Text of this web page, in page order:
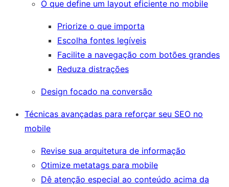
O que define um layout eficiente no mobile
Priorize o que importa
Escolha fontes legíveis
Facilite a navegação com botões grandes
Reduza distrações
Design focado na conversão
Técnicas avançadas para reforçar seu SEO no
mobile
Revise sua arquitetura de informação
Otimize metatags para mobile
Dê atenção especial ao conteúdo acima da